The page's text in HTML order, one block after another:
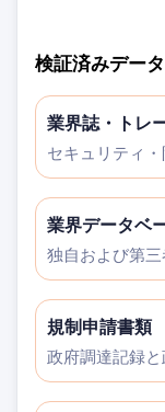
検証済みデー
業界誌・トレ
セキュリティ
業界データベ
独自および第
規制申請書類
政府調達記録